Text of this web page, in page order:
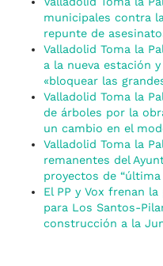
municipales contra
repunte de
Valladolid Toma la
a la nueva estación
«bloquear las
Valladolid Toma la
de árboles por la
un cambio en el
Valladolid Toma la
remanentes del
proyectos de “última
El PP y Vox frenan
para Los Santos-
construcción a la